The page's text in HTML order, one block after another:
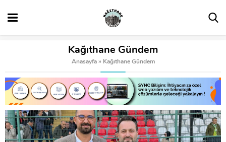
Kağıthane Gündem
Anasayfa » Kağıthane Gündem